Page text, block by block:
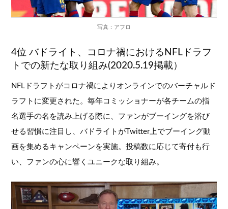
写真：アフロ
4位 バドライト、コロナ禍におけるNFLドラフ
トでの新たな取り組み(2020.5.19掲載）
NFLドラフトがコロナ禍によりオンラインでのバーチャルド
ラフトに変更された。毎年コミッショナーが各チームの指
名選手の名を読み上げる際に、ファンがブーイングを浴び
せる習慣に注目し、バドライトがTwitter上でブーイング動
画を集めるキャンペーンを実施。投稿数に応じて寄付も行
い、ファンの心に響くユニークな取り組み。